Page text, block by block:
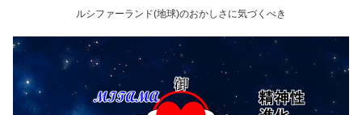
ルシファーランド(地球)のおかしさに気づくべき